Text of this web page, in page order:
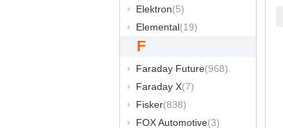
Elektron(5)
Elemental(19)
F
Faraday Future(968)
Faraday X(7)
Fisker(838)
FOX Automotive(3)